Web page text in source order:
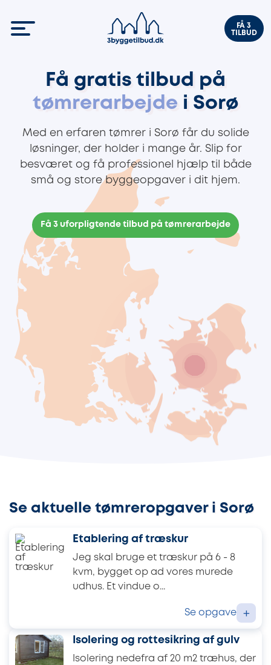
FÅ 3
TILBUD
Få gratis tilbud på
tømrerarbejde i Sorø
Med en erfaren tømrer i Sorø får du solide
løsninger, der holder i mange år. Slip for
besværet og få professionel hjælp til både
små og store byggeopgaver i dit hjem.
Få 3 uforpligtende tilbud på tømrerarbejde
Se aktuelle tømreropgaver i Sorø
Etablering af træskur
Jeg skal bruge et træskur på 6 - 8
kvm, bygget op ad vores murede
udhus. Et vindue o...
Se opgave +
Isolering og rottesikring af gulv
Isolering nedefra af 20 m2 træhus, der